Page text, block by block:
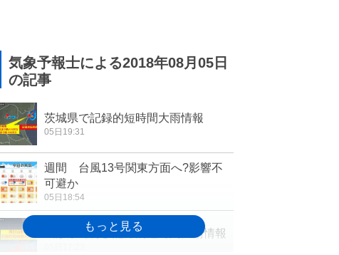
気象予報士による2018年08月05日
の記事
茨城県で記録的短時間大雨情報
05日19:31
週間 台風13号関東方面へ?影響不
可避か
05日18:54
山形県で再び記録的短時間大雨情報